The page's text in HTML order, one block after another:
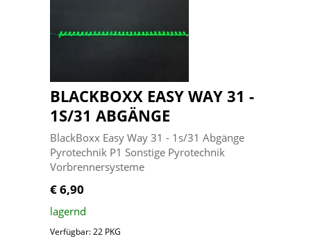
BLACKBOXX EASY WAY 31 -
1S/31 ABGÄNGE
BlackBoxx Easy Way 31 - 1s/31 Abgänge
Pyrotechnik P1 Sonstige Pyrotechnik
Vorbrennersysteme
€ 6,90
lagernd
Verfügbar: 22 PKG